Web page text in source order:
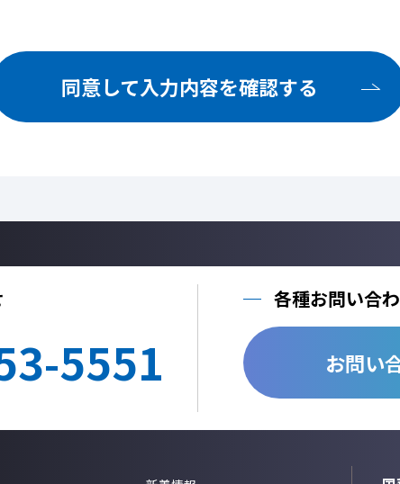
お取引が発生した場合のクライアント管理のため。
お客様のご利用状況を把握し、今後のサービス改善に役立てるため。
ご提供いただいた個人情報を、法令に定める場合を除き、個人情報を、事前に
しません。
当社への個人情報の利用目的の通知、開示、内容の訂正、追加または削除、
Cookie情報としましては、今後のより良い情報提供を目指す為のアクセス解
情報のみを取得しており、個人情報は取得しておりません。
＜個人情報に関する連絡先＞
国華電機株式会社
webinfo@kokka-e.co.jp
同意して入力内容を確認する
5551
各種お問い合
お問い